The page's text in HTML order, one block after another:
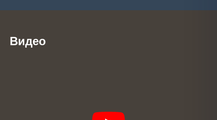
Видео